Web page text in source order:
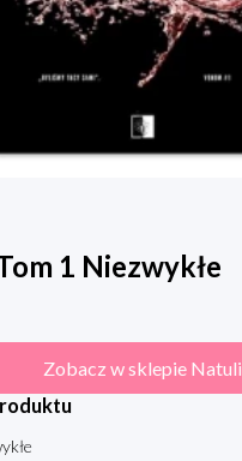
1 Niezwykłe
Zobacz w sklepie Natuli